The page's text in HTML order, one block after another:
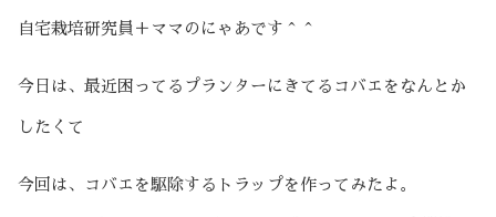
自宅栽培研究員＋ママのにゃあです＾＾
今日は、最近困ってるプランターにきてるコバエをなんとか
したくて
今回は、コバエを駆除するトラップを作ってみたよ。